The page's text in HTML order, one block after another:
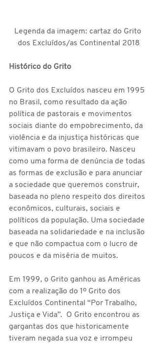
Legenda da imagem: cartaz do Grito
dos Excluídos/as Continental 2018
Histórico do Grito
O Grito dos Excluídos nasceu em 1995
no Brasil, como resultado da ação
política de pastorais e movimentos
sociais diante do empobrecimento, da
violência e da injustiça históricas que
vitimavam o povo brasileiro. Nasceu
como uma forma de denúncia de todas
as formas de exclusão e para anunciar
a sociedade que queremos construir,
baseada no pleno respeito dos direitos
econômicos, culturais, sociais e
políticos da população. Uma sociedade
baseada na solidariedade e na inclusão
e que não compactua com o lucro de
poucos e da miséria de muitos.
Em 1999, o Grito ganhou as Américas
com a realização do 1º Grito dos
Excluídos Continental “Por Trabalho,
Justiça e Vida”.  O Grito encontrou as
gargantas dos que historicamente
tiveram negada sua voz e irrompeu